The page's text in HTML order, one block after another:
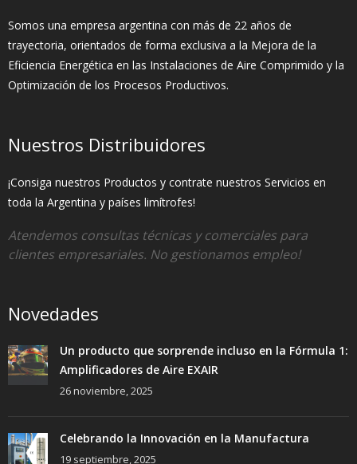
Somos una empresa argentina con más de 22 años de
trayectoria, orientados de forma exclusiva a la Mejora de la
Eficiencia Energética en las Instalaciones de Aire Comprimido y la
Optimización de los Procesos Productivos.
Nuestros Distribuidores
¡Consiga nuestros Productos y contrate nuestros Servicios en
toda la Argentina y países limítrofes!
Atendemos consultas técnicas y comerciales para
clientes empresariales. No gestionamos empleo!
Novedades
Un producto que sorprende incluso en la Fórmula 1:
Amplificadores de Aire EXAIR
26 noviembre, 2025
Celebrando la Innovación en la Manufactura
19 septiembre, 2025